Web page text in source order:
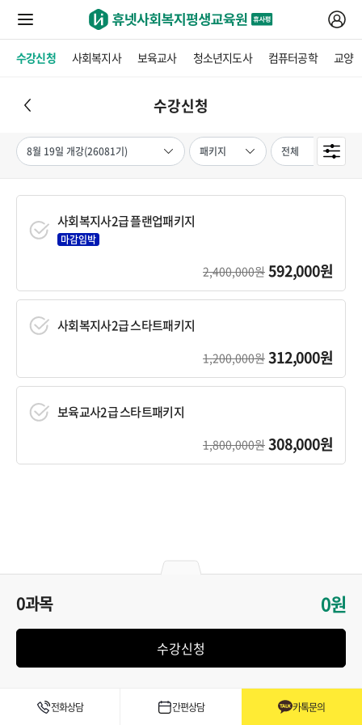
수강신청 사회복지사 보육교사 청소년지도사 컴퓨터공학 교양
수강신청
0과목 0원
수강신청
사회복지사2급 플랜업패키지
마감임박
2,400,000원 592,000원
사회복지사2급 스타트패키지
1,200,000원 312,000원
보육교사2급 스타트패키지
1,800,000원 308,000원
전화상담 간편상담 카톡문의